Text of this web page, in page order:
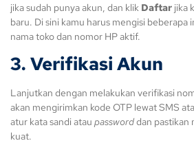
jika sudah punya akun, dan klik Daftar jika
baru. Di sini kamu harus mengisi
nama toko dan nomor HP aktif.
3. Verifikasi Akun
Lanjutkan dengan melakukan verifikasi
akan mengirimkan kode OTP lewat SMS
atur kata sandi atau passworddan pastikan
kuat.